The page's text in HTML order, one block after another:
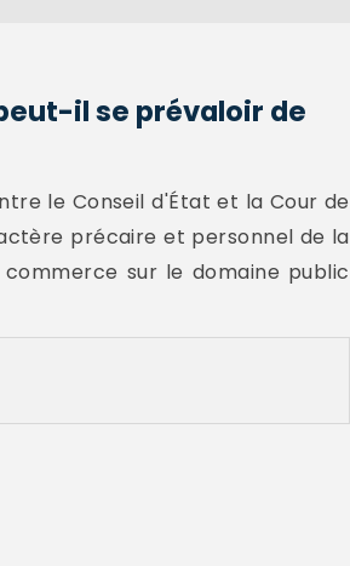
il se prévaloir de
le Conseil d'État et la Cour de
précaire et personnel de la
sur le domaine public